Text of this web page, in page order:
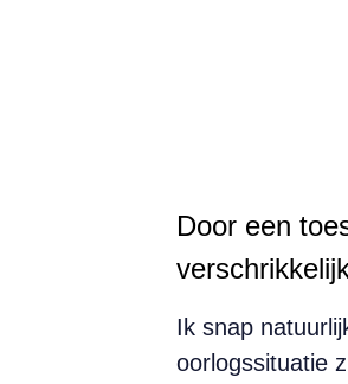
Door een
Ik snap
oorlogssituatie